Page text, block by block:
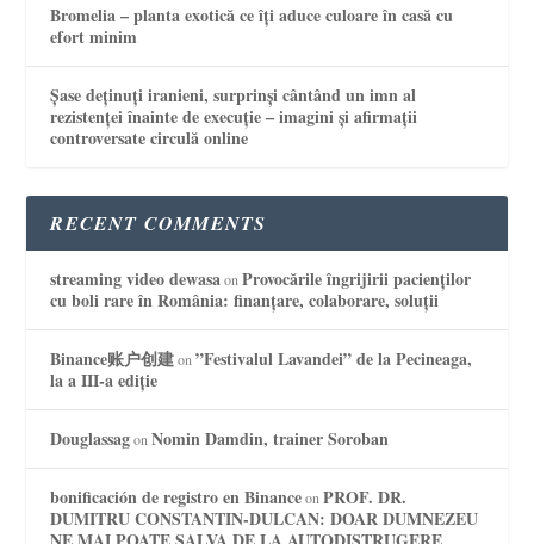
Bromelia – planta exotică ce îți aduce culoare în casă cu
efort minim
Șase deținuți iranieni, surprinși cântând un imn al
rezistenței înainte de execuție – imagini și afirmații
controversate circulă online
RECENT COMMENTS
streaming video dewasaonProvocările îngrijirii pacienților
cu boli rare în România: finanțare, colaborare, soluții
Binance账户创建on”Festivalul Lavandei” de la Pecineaga,
la a III-a ediție
DouglassagonNomin Damdin, trainer Soroban
bonificación de registro en BinanceonPROF. DR.
DUMITRU CONSTANTIN-DULCAN: DOAR DUMNEZEU